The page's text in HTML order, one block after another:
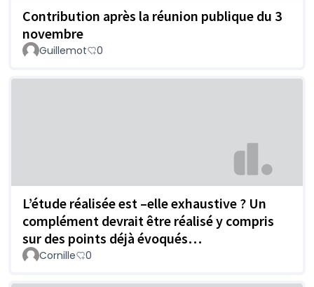
Contribution après la réunion publique du 3
novembre
Guillemot 0
L’étude réalisée est –elle exhaustive ? Un
complément devrait être réalisé y compris
sur des points déjà évoqués…
Cornille 0